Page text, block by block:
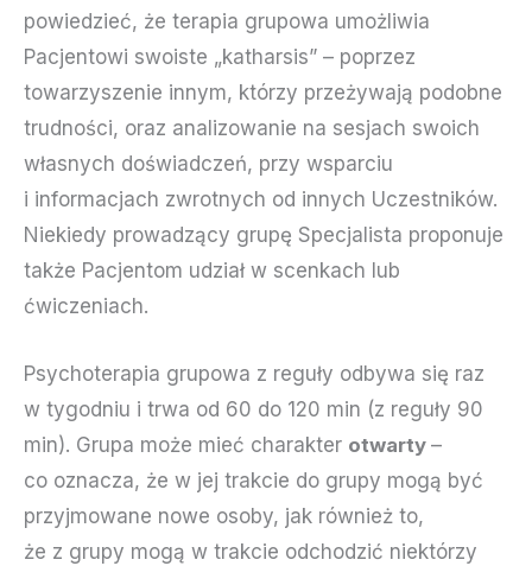
powiedzieć, że terapia grupowa umożliwia
Pacjentowi swoiste „katharsis” – poprzez
towarzyszenie innym, którzy przeżywają podobne
trudności, oraz analizowanie na sesjach swoich
własnych doświadczeń, przy wsparciu
i informacjach zwrotnych od innych Uczestników.
Niekiedy prowadzący grupę Specjalista proponuje
także Pacjentom udział w scenkach lub
ćwiczeniach.
Psychoterapia grupowa z reguły odbywa się raz
w tygodniu i trwa od 60 do 120 min (z reguły 90
min). Grupa może mieć charakter otwarty –
co oznacza, że w jej trakcie do grupy mogą być
przyjmowane nowe osoby, jak również to,
że z grupy mogą w trakcie odchodzić niektórzy